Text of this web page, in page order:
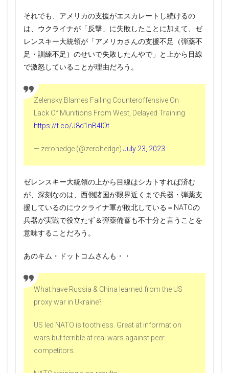
それでも、アメリカの支援がエスカレートし続けるの
は、ウクライナが「反撃」に失敗したことに加えて、ゼ
レンスキー大統領が「アメリカさんの支援不足（弾薬不
足・訓練不足）のせいで失敗したんやで」と上から目線
で激怒していることが理由だろう。
Zelensky Blames Failing Counteroffensive On
Lack Of Munitions From West, Delayed Training
https://t.co/J8d1nB4lOt
— zerohedge (@zerohedge) July 23, 2023
ゼレンスキー大統領の上から目線はシカトすれば済む
が、深刻なのは、西側諸国が限界近くまで兵器・弾薬支
援しているのにウクライナ軍が敗北している＝NATOの
兵器が実戦で役立たず＆弾薬備蓄も不十分と言うことを
意味することだろう。
あのキム・ドットコムさんも・・
What have Russia & China learned from the US
proxy war in Ukraine?
US led NATO is toothless. Great at information
wars but terrible at real wars against peer
competitors.